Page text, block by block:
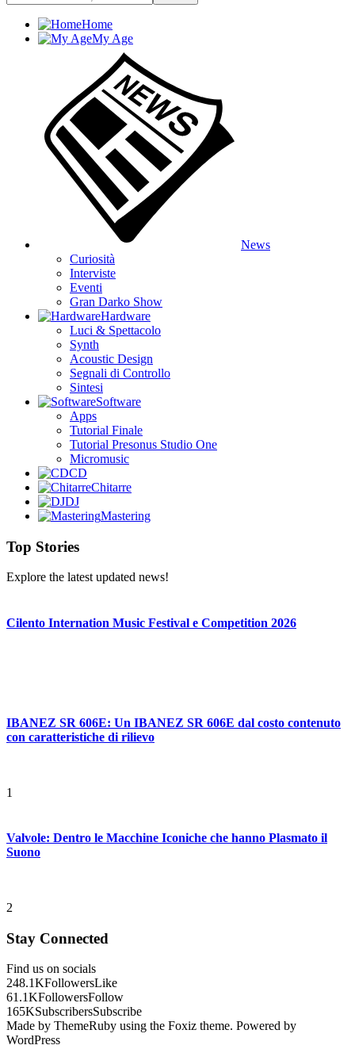
Home
My Age
News
Curiosità
Interviste
Eventi
Gran Darko Show
Hardware
Luci & Spettacolo
Synth
Acoustic Design
Segnali di Controllo
Sintesi
Software
Apps
Tutorial Finale
Tutorial Presonus Studio One
Micromusic
CD
Chitarre
DJ
Mastering
Top Stories
Explore the latest updated news!
Cilento Internation Music Festival e Competition 2026
IBANEZ SR 606E: Un IBANEZ SR 606E dal costo contenuto
con caratteristiche di rilievo
1
Valvole: Dentro le Macchine Iconiche che hanno Plasmato il
Suono
2
Stay Connected
Find us on socials
248.1KFollowersLike
61.1KFollowersFollow
165KSubscribersSubscribe
Made by ThemeRuby using the Foxiz theme. Powered by
WordPress